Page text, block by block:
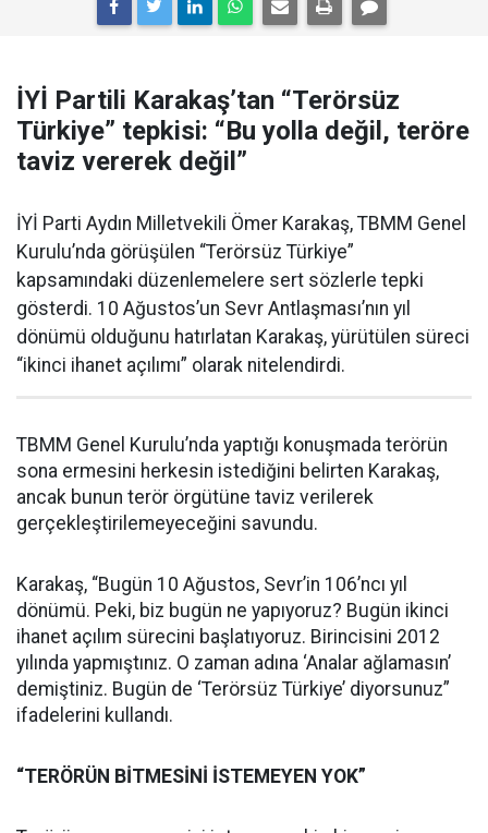
İYİ Partili Karakaş’tan “Terörsüz
Türkiye” tepkisi: “Bu yolla değil, teröre
taviz vererek değil”
İYİ Parti Aydın Milletvekili Ömer Karakaş, TBMM Genel
Kurulu’nda görüşülen “Terörsüz Türkiye”
kapsamındaki düzenlemelere sert sözlerle tepki
gösterdi. 10 Ağustos’un Sevr Antlaşması’nın yıl
dönümü olduğunu hatırlatan Karakaş, yürütülen süreci
“ikinci ihanet açılımı” olarak nitelendirdi.
TBMM Genel Kurulu’nda yaptığı konuşmada terörün
sona ermesini herkesin istediğini belirten Karakaş,
ancak bunun terör örgütüne taviz verilerek
gerçekleştirilemeyeceğini savundu.
Karakaş, “Bugün 10 Ağustos, Sevr’in 106’ncı yıl
dönümü. Peki, biz bugün ne yapıyoruz? Bugün ikinci
ihanet açılım sürecini başlatıyoruz. Birincisini 2012
yılında yapmıştınız. O zaman adına ‘Analar ağlamasın’
demiştiniz. Bugün de ‘Terörsüz Türkiye’ diyorsunuz”
ifadelerini kullandı.
“TERÖRÜN BİTMESİNİ İSTEMEYEN YOK”